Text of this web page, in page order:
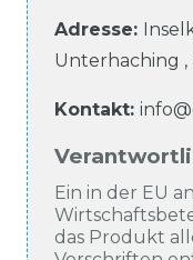
Adresse:
Unterhaching ,
Kontakt:
Ein in der EU
das Produkt